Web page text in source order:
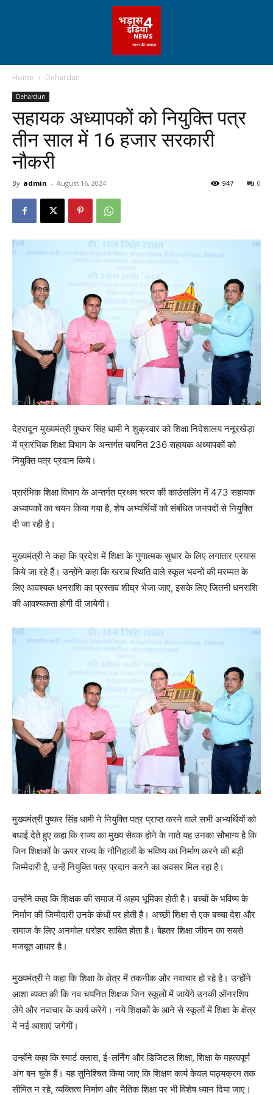
Home Dehardun
Dehardun
सहायक अध्यापकों को नियुक्ति पत्र
तीन साल में 16 हजार सरकारी
नौकरी
By admin - August 16, 2024 0
947
देहरादून मुख्यमंत्री पुष्कर सिंह धामी ने शुक्रवार को शिक्षा निदेशालय ननूरखेड़ा
में प्रारंभिक शिक्षा विभाग के अन्तर्गत चयनित 236 सहायक अध्यापकों को
नियुक्ति पत्र प्रदान किये।
प्रारंभिक शिक्षा विभाग के अन्तर्गत प्रथम चरण की काउंसलिंग में 473 सहायक
अध्यापकों का चयन किया गया है, शेष अभ्यर्थियों को संबंधित जनपदों से नियुक्ति
दी जा रही है।
मुख्यमंत्री ने कहा कि प्रदेश में शिक्षा के गुणात्मक सुधार के लिए लगातार प्रयास
किये जा रहे हैं। उन्होंने कहा कि खराब स्थिति वाले स्कूल भवनों की मरम्मत के
लिए आवश्यक धनराशि का प्रस्ताव शीघ्र भेजा जाए, इसके लिए जितनी धनराशि
की आवश्यकता होगी दी जायेगी।
मुख्यमंत्री पुष्कर सिंह धामी ने नियुक्ति पत्र प्राप्त करने वाले सभी अभ्यर्थियों को
बधाई देते हुए कहा कि राज्य का मुख्य सेवक होने के नाते यह उनका सौभाग्य है कि
जिन शिक्षकों के ऊपर राज्य के नौनिहालों के भविष्य का निर्माण करने की बड़ी
जिम्मेदारी है, उन्हें नियुक्ति पत्र प्रदान करने का अवसर मिल रहा है।
उन्होंने कहा कि शिक्षक की समाज में अहम भूमिका होती है। बच्चों के भविष्य के
निर्माण की जिम्मेदारी उनके कंधों पर होती है। अच्छी शिक्षा से एक बच्चा देश और
समाज के लिए अनमोल धरोहर साबित होता है। बेहतर शिक्षा जीवन का सबसे
मजबूत आधार है।
मुख्यमंत्री ने कहा कि शिक्षा के क्षेत्र में तकनीक और नवाचार हो रहे है। उन्होंने
आशा व्यक्त की कि नव चयनित शिक्षक जिन स्कूलों में जायेंगे उनकी ऑनरशिप
लेंगे और नवाचार के कार्य करेंगे। नये शिक्षकों के आने से स्कूलों में शिक्षा के क्षेत्र
में नई आशाएं जगेगीं।
उन्होंने कहा कि स्मार्ट क्लास, ई-लर्निंग और डिजिटल शिक्षा, शिक्षा के महत्वपूर्ण
अंग बन चुके हैं। यह सुनिश्चित किया जाए कि शिक्षण कार्य केवल पाठ्यक्रम तक
सीमित न रहे, व्यक्तित्व निर्माण और नैतिक शिक्षा पर भी विशेष ध्यान दिया जाए।